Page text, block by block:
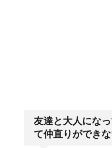
産婦
指や
友達と大人にな
て仲直りができな